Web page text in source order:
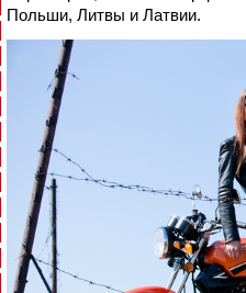
Польши, Литвы и Латвии.